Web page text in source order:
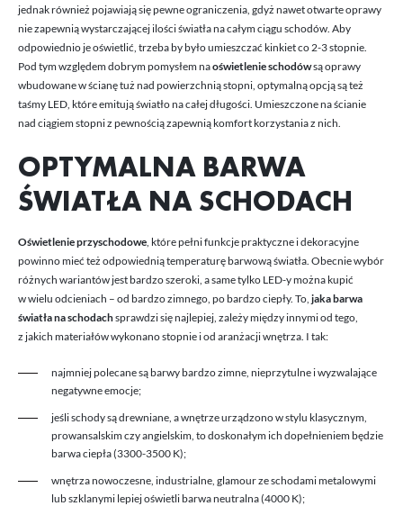
jednak również pojawiają się pewne ograniczenia, gdyż nawet otwarte oprawy
nie zapewnią wystarczającej ilości światła na całym ciągu schodów. Aby
odpowiednio je oświetlić, trzeba by było umieszczać kinkiet co 2-3 stopnie.
Pod tym względem dobrym pomysłem naoświetlenie schodówsą oprawy
wbudowane w ścianę tuż nad powierzchnią stopni, optymalną opcją są też
taśmy LED, które emitują światło na całej długości. Umieszczone na ścianie
nad ciągiem stopni z pewnością zapewnią komfort korzystania z nich.
OPTYMALNA BARWA
ŚWIATŁA NA SCHODACH
Oświetlenie przyschodowe , które pełni funkcje praktyczne i dekoracyjne
powinno mieć też odpowiednią temperaturę barwową światła. Obecnie wybór
różnych wariantów jest bardzo szeroki, a same tylko LED-y można kupić
w wielu odcieniach – od bardzo zimnego, po bardzo ciepły. To, jaka barwa
światła na schodachsprawdzi się najlepiej, zależy między innymi od tego,
z jakich materiałów wykonano stopnie i od aranżacji wnętrza. I tak:
najmniej polecane są barwy bardzo zimne, nieprzytulne i wyzwalające
negatywne emocje;
jeśli schody są drewniane, a wnętrze urządzono w stylu klasycznym,
prowansalskim czy angielskim, to doskonałym ich dopełnieniem będzie
barwa ciepła (3300-3500 K);
wnętrza nowoczesne, industrialne, glamour ze schodami metalowymi
lub szklanymi lepiej oświetli barwa neutralna (4000 K);